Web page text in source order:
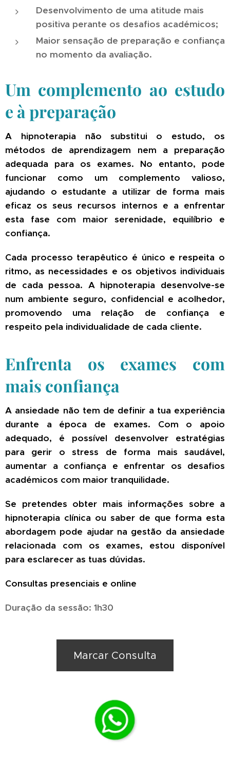
Desenvolvimento de uma atitude mais
positiva perante os desafios académicos;
Maior sensação de preparação e confiança
no momento da avaliação.
Um complemento ao estudo
e à preparação
A hipnoterapia não substitui o estudo, os
métodos de aprendizagem nem a preparação
adequada para os exames. No entanto, pode
funcionar como um complemento valioso,
ajudando o estudante a utilizar de forma mais
eficaz os seus recursos internos e a enfrentar
esta fase com maior serenidade, equilíbrio e
confiança.
Cada processo terapêutico é único e respeita o
ritmo, as necessidades e os objetivos individuais
de cada pessoa. A hipnoterapia desenvolve-se
num ambiente seguro, confidencial e acolhedor,
promovendo uma relação de confiança e
respeito pela individualidade de cada cliente.
Enfrenta os exames com
mais confiança
A ansiedade não tem de definir a tua experiência
durante a época de exames. Com o apoio
adequado, é possível desenvolver estratégias
para gerir o stress de forma mais saudável,
aumentar a confiança e enfrentar os desafios
académicos com maior tranquilidade.
Se pretendes obter mais informações sobre a
hipnoterapia clínica ou saber de que forma esta
abordagem pode ajudar na gestão da ansiedade
relacionada com os exames, estou disponível
para esclarecer as tuas dúvidas.
Consultas presenciais e online
Duração da sessão: 1h30
Marcar Consulta